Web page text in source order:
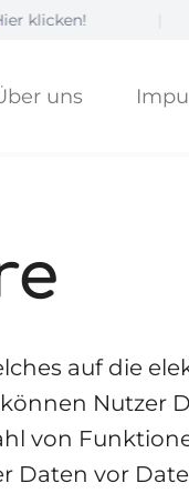
|
uns
auf die
Nutzer
von
Daten vor